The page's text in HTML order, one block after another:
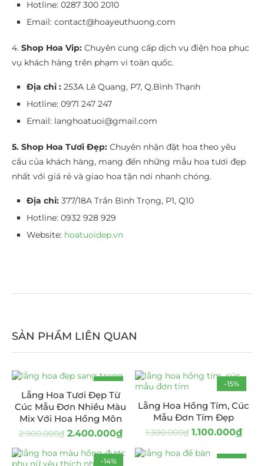
Hotline: 0287 300 2010
Email: contact@hoayeuthuong.com
4. Shop Hoa Vip: Chuyên cung cấp dịch vụ điện hoa phục
vụ khách hàng trên phạm vi toàn quốc.
Địa chỉ : 253A Lê Quang, P7, Q.Bình Thạnh
Hotline: 0971 247 247
Email: langhoatuoi@gmail.com
5. Shop Hoa Tươi Đẹp: Chuyên nhận đặt hoa theo yêu
cầu của khách hàng, mang đến những mẫu hoa tươi đẹp
nhất với giá rẻ và giao hoa tận nơi nhanh chóng.
Địa chỉ: 377/18A Trần Bình Trọng, P1, Q10
Hotline: 0932 928 929
Website: hoatuoidep.vn
SẢN PHẨM LIÊN QUAN
-17%
Lẵng Hoa Tươi Đẹp Từ
Cúc Mẫu Đơn Nhiều Màu
Mix Với Hoa Hồng Môn
2.900.000₫ 2.400.000₫
-15%
HOT
Lẵng Hoa Hồng Tím, Cúc
Mẫu Đơn Tím Đẹp
1.300.000₫ 1.100.000₫
-14% -19%